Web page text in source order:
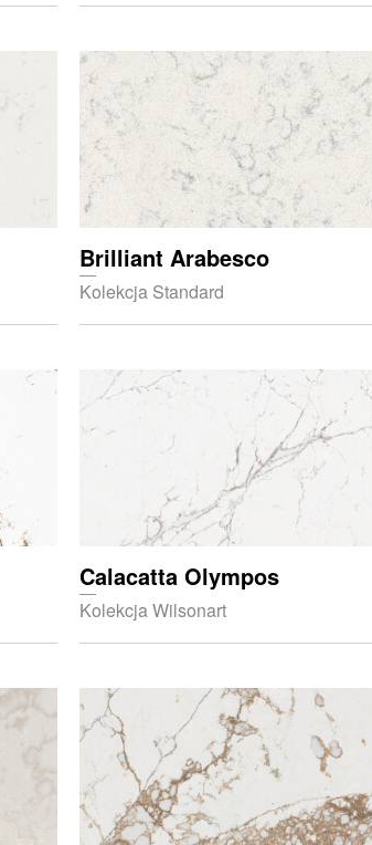
Brilliant Arabesco
Kolekcja Standard
Calacatta Olympos
Kolekcja Wilsonart